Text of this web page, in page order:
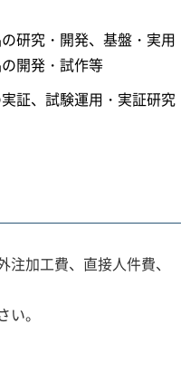
研究・開発、基盤・実用
開発・試作等
証、試験運用・実証研究
加工費、直接人件費、
。